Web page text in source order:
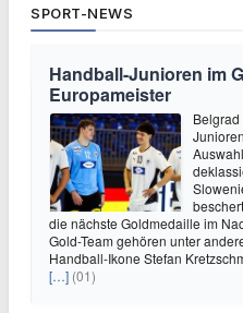
SPORT-NEWS
Handball-Junioren im
Europameister
die nächste Goldmedaille im
Gold-Team gehören unter
Handball-Ikone Stefan
[…] (01)